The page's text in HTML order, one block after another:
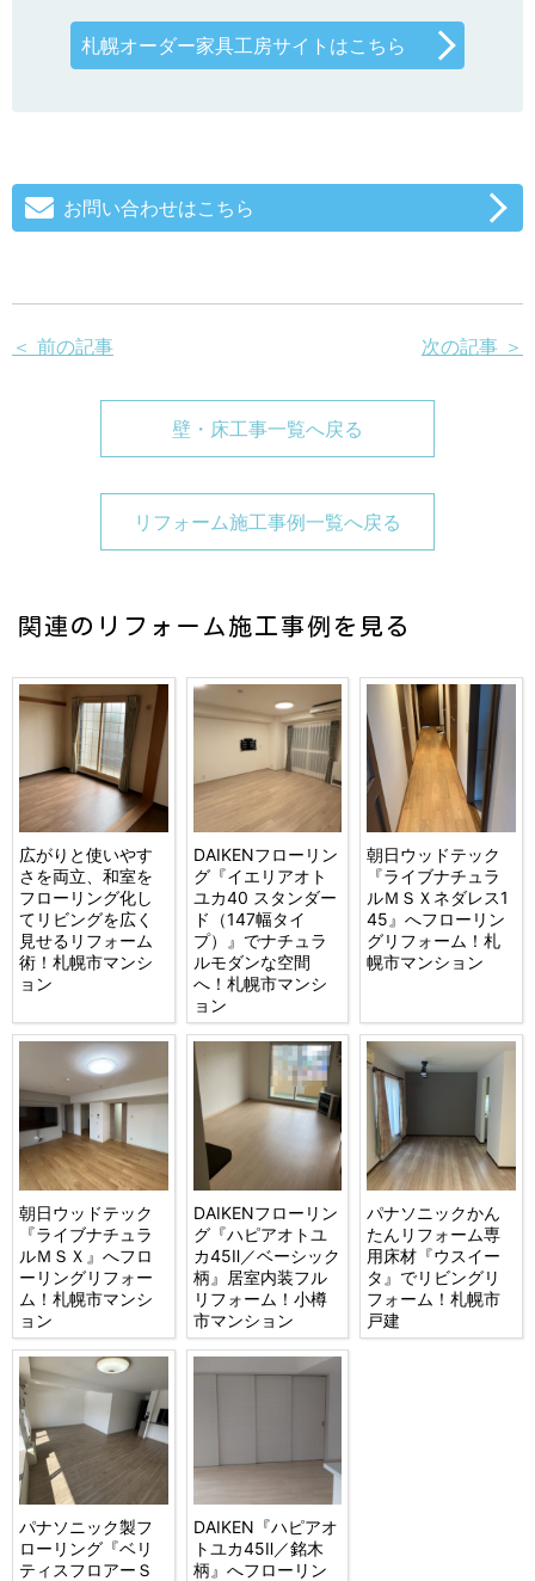
札幌オーダー家具工房サイトはこちら
お問い合わせはこちら
＜ 前の記事 次の記事 ＞
壁・床工事一覧へ戻る
リフォーム施工事例一覧へ戻る
関連のリフォーム施工事例を見る
広がりと使いやす
さを両立、和室を
フローリング化し
てリビングを広く
見せるリフォーム
術！札幌市マンシ
ョン
DAIKENフローリン
グ『イエリアオト
ユカ40 スタンダー
ド（147幅タイ
プ）』でナチュラ
ルモダンな空間
へ！札幌市マンシ
ョン
朝日ウッドテック
『ライブナチュラ
ルＭＳＸネダレス1
45』へフローリン
グリフォーム！札
幌市マンション
朝日ウッドテック
『ライブナチュラ
ルＭＳＸ』へフロ
ーリングリフォー
ム！札幌市マンシ
ョン
DAIKENフローリン
グ『ハピアオトユ
カ45Ⅱ／ベーシック
柄』居室内装フル
リフォーム！小樽
市マンション
パナソニックかん
たんリフォーム専
用床材『ウスイー
タ』でリビングリ
フォーム！札幌市
戸建
パナソニック製フ
ローリング『ベリ
ティスフロアーＳ
DAIKEN『ハピアオ
トユカ45Ⅱ／銘木
柄』へフローリン